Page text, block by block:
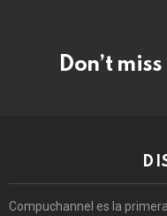
Don’t
Compuchannel es la